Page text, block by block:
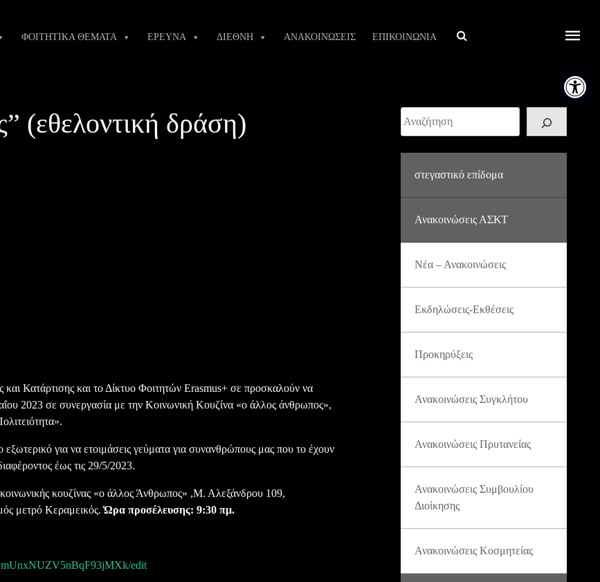
Ανοίξτε
ΦΟΙΤΗΤΙΚΑ ΘΕΜΑΤΑ ΕΡΕΥΝΑ ΔΙΕΘΝΗ ΑΝΑΚΟΙΝΩΣΕΙΣ ΕΠΙΚΟΙΝΩΝΙΑ Αναζήτηση
(εθελοντική δράση)
Κατάρτισης και το Δίκτυο Φοιτητών Erasmus+ σε προσκαλούν να
2023 σε συνεργασία με την Κοινωνική Κουζίνα «ο άλλος άνθρωπος»,
για να ετοιμάσεις γεύματα για συνανθρώπους μας που το έχουν
έως τις 29/5/2023.
κουζίνας «ο άλλος Άνθρωπος» ,Μ. Αλεξάνδρου 109,
μετρό Κεραμεικός.Ώρα προσέλευσης: 9:30 πμ.
edit
Αναζήτηση
στεγαστικό επίδομα
Ανακοινώσεις ΑΣΚΤ
Νέα – Ανακοινώσεις
Εκδηλώσεις-Εκθέσεις
Προκηρύξεις
Ανακοινώσεις Συγκλήτου
Ανακοινώσεις Πρυτανείας
Ανακοινώσεις Συμβουλίου
Διοίκησης
Ανακοινώσεις Κοσμητείας